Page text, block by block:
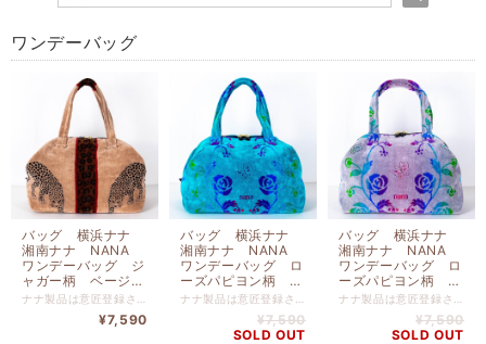
ワンデーバッグ
バッグ 横浜ナナ
湘南ナナ NANA
ワンデーバッグ ジ
ャガー柄 ベージ
ュ nn-OD7-A
¥7,590
バッグ 横浜ナナ
湘南ナナ NANA
ワンデーバッグ ロ
ーズパピヨン柄 タ
ーコイズブルー多
色 nn-OD8-B
¥7,590
SOLD OUT
バッグ 横浜ナナ
湘南ナナ NANA
ワンデーバッグ ロ
ーズパピヨン柄 グ
レー多色 nn-
¥7,590
SOLD OUT